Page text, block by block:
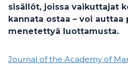
sisällöt, joissa vaikuttajat
kannata ostaa – voi auttaa
menetettyä luottamusta.
Journal of the Academy of